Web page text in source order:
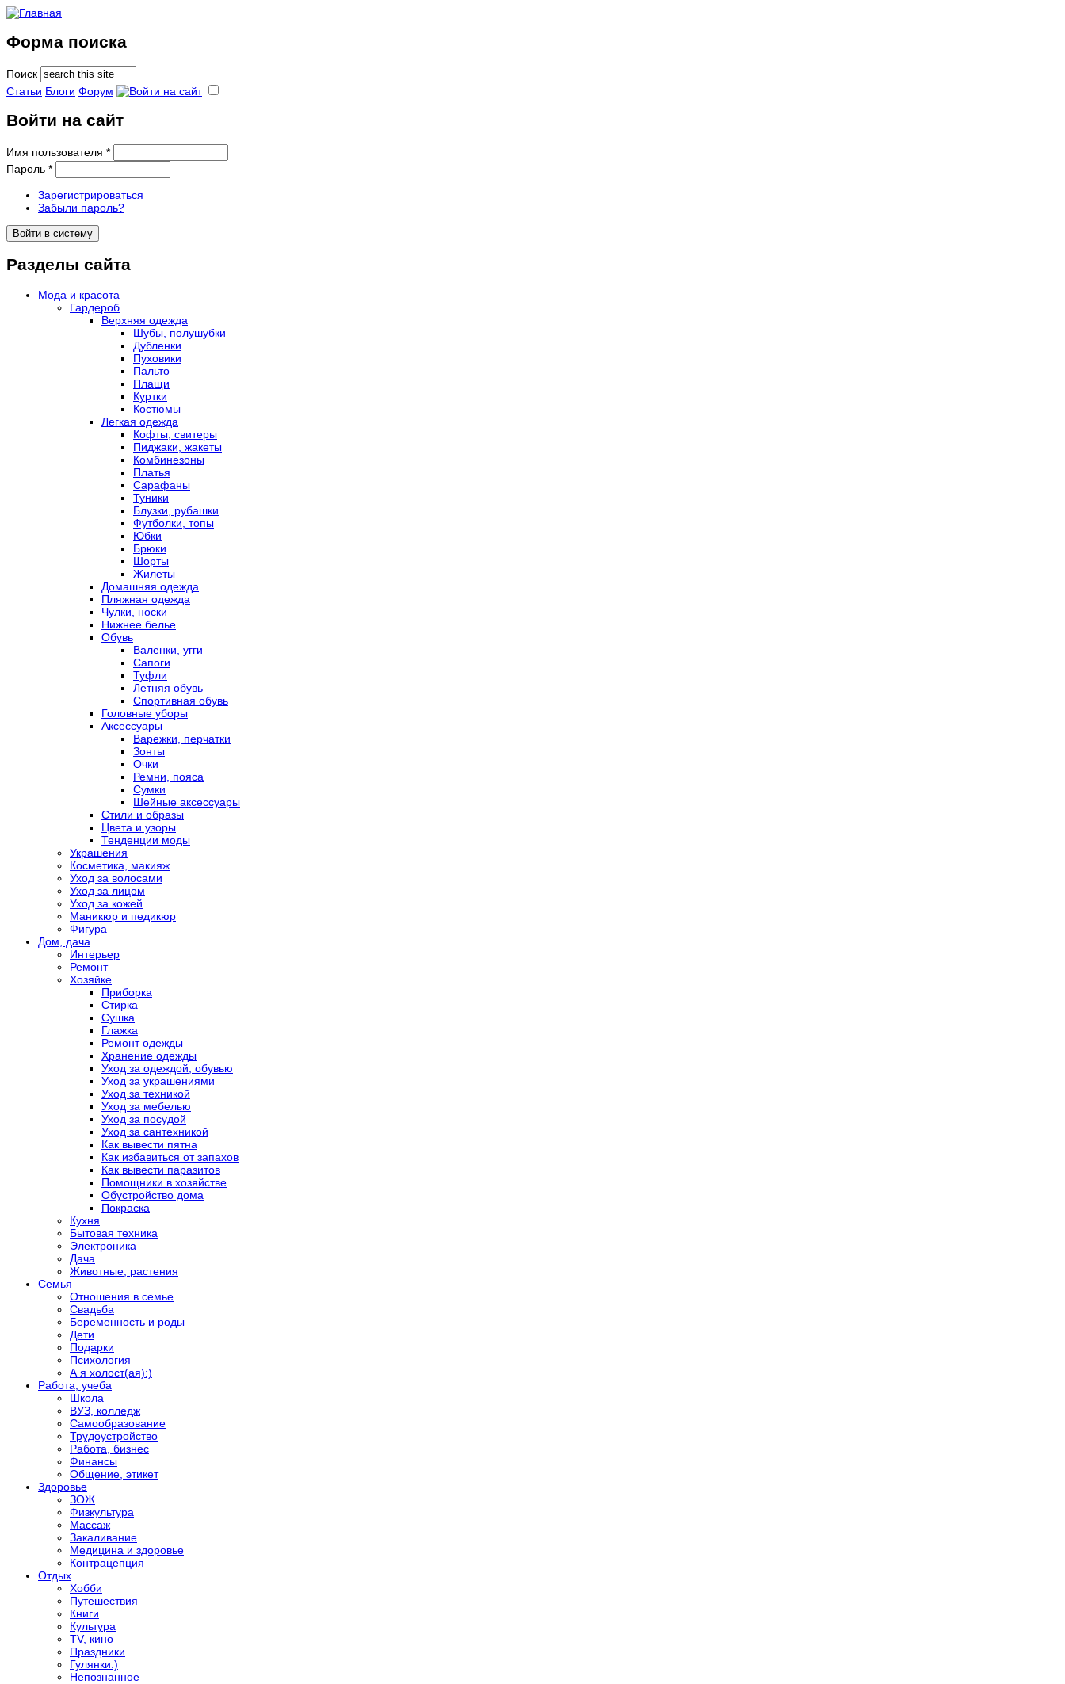
Форма поиска
Поиск
Статьи Блоги Форум
Войти на сайт
Имя пользователя *
Пароль *
Зарегистрироваться
Забыли пароль?
Разделы сайта
Мода и красота
Гардероб
Верхняя одежда
Шубы, полушубки
Дубленки
Пуховики
Пальто
Плащи
Куртки
Костюмы
Легкая одежда
Кофты, свитеры
Пиджаки, жакеты
Комбинезоны
Платья
Сарафаны
Туники
Блузки, рубашки
Футболки, топы
Юбки
Брюки
Шорты
Жилеты
Домашняя одежда
Пляжная одежда
Чулки, носки
Нижнее белье
Обувь
Валенки, угги
Сапоги
Туфли
Летняя обувь
Спортивная обувь
Головные уборы
Аксессуары
Варежки, перчатки
Зонты
Очки
Ремни, пояса
Сумки
Шейные аксессуары
Стили и образы
Цвета и узоры
Тенденции моды
Украшения
Косметика, макияж
Уход за волосами
Уход за лицом
Уход за кожей
Маникюр и педикюр
Фигура
Дом, дача
Интерьер
Ремонт
Хозяйке
Приборка
Стирка
Сушка
Глажка
Ремонт одежды
Хранение одежды
Уход за одеждой, обувью
Уход за украшениями
Уход за техникой
Уход за мебелью
Уход за посудой
Уход за сантехникой
Как вывести пятна
Как избавиться от запахов
Как вывести паразитов
Помощники в хозяйстве
Обустройство дома
Покраска
Кухня
Бытовая техника
Электроника
Дача
Животные, растения
Семья
Отношения в семье
Свадьба
Беременность и роды
Дети
Подарки
Психология
А я холост(ая):)
Работа, учеба
Школа
ВУЗ, колледж
Самообразование
Трудоустройство
Работа, бизнес
Финансы
Общение, этикет
Здоровье
ЗОЖ
Физкультура
Массаж
Закаливание
Медицина и здоровье
Контрацепция
Отдых
Хобби
Путешествия
Книги
Культура
TV, кино
Праздники
Гулянки:)
Непознанное